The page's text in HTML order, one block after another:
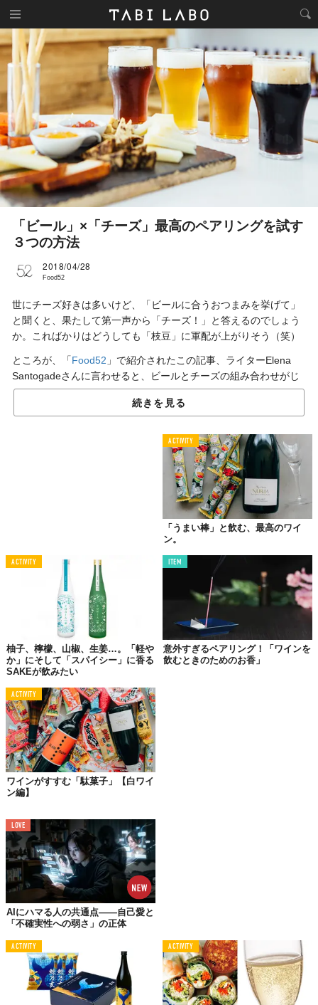
「ビール」×「チーズ」最高のペアリングを試す
３つの方法
2018/04/28
Food52
世にチーズ好きは多いけど、「ビールに合うおつまみを挙げて」
と聞くと、果たして第一声から「チーズ！」と答えるのでしょう
か。こればかりはどうしても「枝豆」に軍配が上がりそう（笑）
ところが、「Food52 」で紹介されたこの記事、ライターElena
Santogadeさんに言わせると、ビールとチーズの組み合わせがじ
つに奥深く、面白いそうなんです。
初心者でも簡単にこのペアリングが楽しめるよう、あらかじめ知
っておきたい法則や、ペアリングパーティの楽しみ方までをElena
さん視点でレクチャーしています。
いやぁ、それにしても、冒頭のような変化球な質問をされたとし
ても、一番に「チーズ」が思い浮かばないようでは、チーズ好き
合う！
「ビール」×「チーズ」
ビールとチーズの相性──これは、モルトとミルクシェイクみたい
な関係。食べ物で例えるならばパンとバター並みってところでし
ょうか。私がこれから記す3つのオキテを心に留めておけば、あと
は自分のセンスを頼りにとにかくたくさんのビールとチーズを試
してみてください。
まずはビールをひと口飲みます。
それからチーズをテイスティング。
最後にもうひと口ビールをすすって、チーズを流し込む
重要なのは両方同時に味わうこと
がどのように交わり、どう変化するかに注目しましょう。
続きを見る
ACTIVITY
「うまい棒」と飲む、最高のワイ
ン。
ACTIVITY
柚子、檸檬、山椒、生姜…。「軽や
か」にそして「スパイシー」に香る
SAKEが飲みたい
ITEM
意外すぎるペアリング！「ワインを
飲むときのためのお香」
ACTIVITY
ワインがすすむ「駄菓子」【白ワイ
ン編】
LOVE
AIにハマる人の共通点——自己愛と
「不確実性への弱さ」の正体
ACTIVITY ACTIVITY